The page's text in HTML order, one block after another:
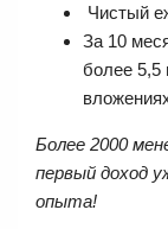
Чистый
За 10
более 5,5
Более 2000
первый доход
опыта!